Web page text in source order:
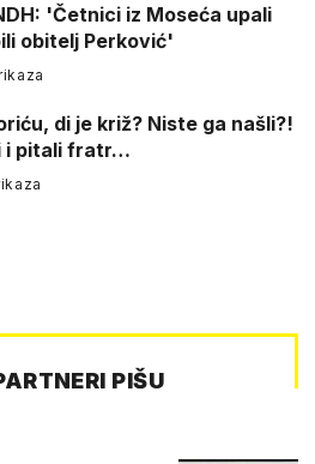
'Četnici iz Moseća upali
obitelj Perković'
di je križ? Niste ga našli?!
i pitali fratr…
PIŠU